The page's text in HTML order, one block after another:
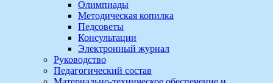
Олимпиады
Методическая копилка
Педсоветы
Консультации
Электронный журнал
Руководство
Педагогический состав